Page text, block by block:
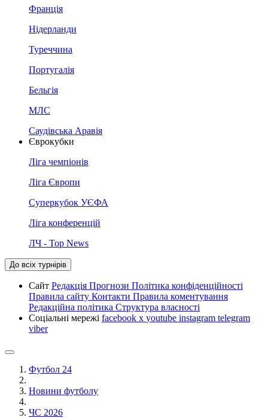
Франція
Нідерланди
Туреччина
Португалія
Бельгія
МЛС
Саудівська Аравія
Єврокубки
Ліга чемпіонів
Ліга Європи
Суперкубок УЄФА
Ліга конференцій
ЛЧ - Top News
До всіх турнірів
Сайт Редакція Прогнози Політика конфіденційності
Правила сайту Контакти Правила коментування
Редакційна політика Структура власності
Соціальні мережі facebook x youtube instagram telegram
viber
Футбол 24
Новини футболу
ЧС 2026